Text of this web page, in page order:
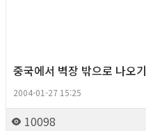
중국에서 벽장 밖으로 나오기
2004-01-27 15:25
10098